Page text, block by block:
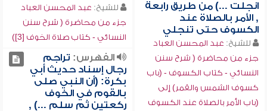
انجلت ...) من طريق رابعة
, الأمر بالصلاة عند
الكسوف حتى تنجلي
للشيخ: عبد المحسن العباد
جزء من محاضرة ( شرح سنن
النسائي - كتاب الكسوف - (باب
كسوف الشمس والقمر) إلى
(باب الأمر بالصلاة عند الكسوف
للشيخ: عبد المحسن العباد
جزء من محاضرة ( شرح سنن
النسائي - كتاب صلاة الخوف [3])
الفهرس: تراجم
رجال إسناد حديث أبي
بكرة: (أن النبي صلى
بالقوم في الخوف
ركعتين ثم سلم ...) ,